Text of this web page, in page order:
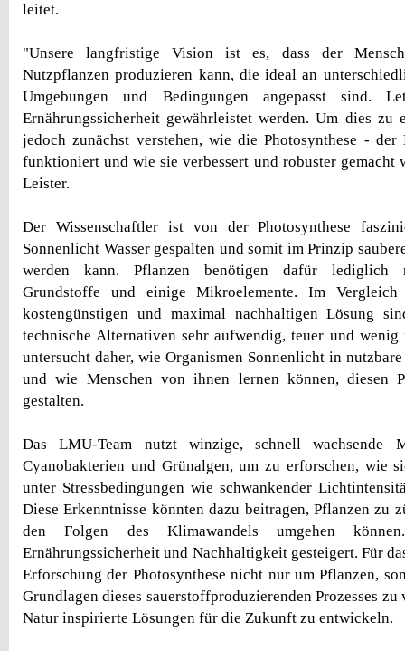
leitet.
"Unsere langfristige Vision ist es, dass der
Nutzpflanzen produzieren kann, die ideal an
Umgebungen und Bedingungen angepasst sind.
Ernährungssicherheit gewährleistet werden. Um dies zu
jedoch zunächst verstehen, wie die Photosynthese -
funktioniert und wie sie verbessert und robuster gemacht
Leister.
Der Wissenschaftler ist von der Photosynthese
Sonnenlicht Wasser gespalten und somit im Prinzip
werden kann. Pflanzen benötigen dafür lediglich
Grundstoffe und einige Mikroelemente. Im Vergleich
kostengünstigen und maximal nachhaltigen Lösung
technische Alternativen sehr aufwendig, teuer und wenig
untersucht daher, wie Organismen Sonnenlicht in
und wie Menschen von ihnen lernen können, diesen
gestalten.
Das LMU-Team nutzt winzige, schnell wachsende
Cyanobakterien und Grünalgen, um zu erforschen, wie
unter Stressbedingungen wie schwankender
Diese Erkenntnisse könnten dazu beitragen, Pflanzen zu
den Folgen des Klimawandels umgehen
Ernährungssicherheit und Nachhaltigkeit gesteigert. Für
Erforschung der Photosynthese nicht nur um Pflanzen,
Grundlagen dieses sauerstoffproduzierenden Prozesses zu
Natur inspirierte Lösungen für die Zukunft zu entwickeln.